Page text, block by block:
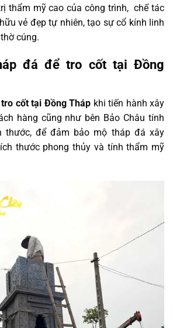
thẩm mỹ cao của công trình, chế tác
vẻ đẹp tự nhiên, tạo sự cổ kính linh
cúng.
đá để tro cốt tại Đồng
cốt tại Đồng Tháp khi tiến hành xây
hàng cũng như bên Bảo Châu tính
thước, để đảm bảo mộ tháp đá xây
thước phong thủy và tính thẩm mỹ